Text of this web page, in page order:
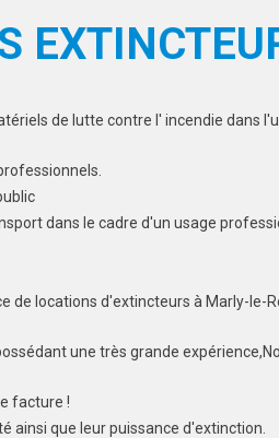
de lutte contre l' incendie dans
dans le cadre d'un usage
de locations d'extincteurs à Marly-le-
une très grande
facture !
ainsi que leur puissance d'extinction.